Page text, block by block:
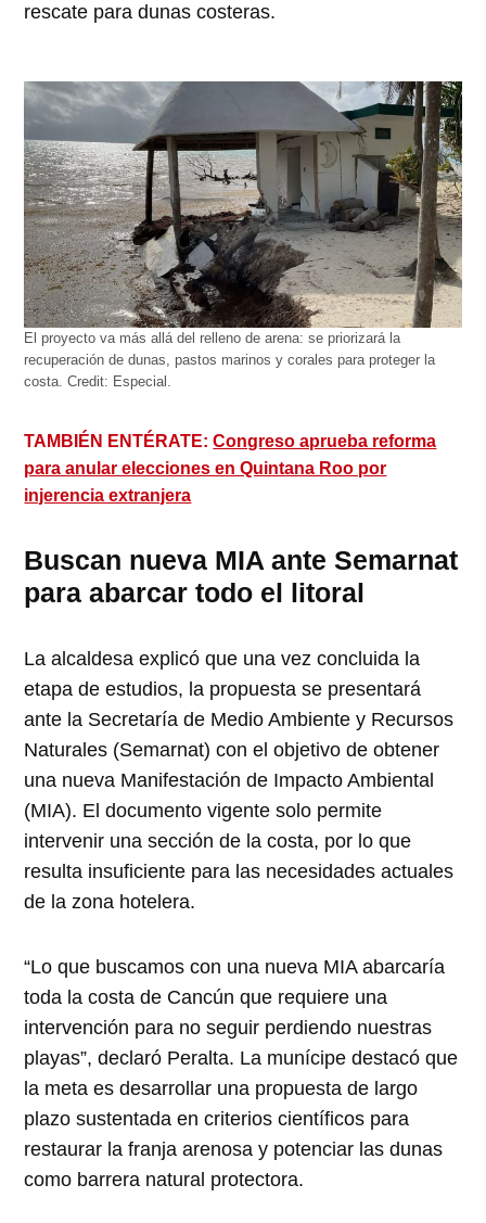
rescate para dunas costeras.
El proyecto va más allá del relleno de arena: se priorizará la
recuperación de dunas, pastos marinos y corales para proteger la
costa.Credit: Especial.
TAMBIÉN ENTÉRATE:Congreso aprueba reforma
para anular elecciones en Quintana Roo por
injerencia extranjera
Buscan nueva MIA ante Semarnat
para abarcar todo el litoral
La alcaldesa explicó que una vez concluida la
etapa de estudios, la propuesta se presentará
ante la Secretaría de Medio Ambiente y Recursos
Naturales (Semarnat) con el objetivo de obtener
una nueva Manifestación de Impacto Ambiental
(MIA). El documento vigente solo permite
intervenir una sección de la costa, por lo que
resulta insuficiente para las necesidades actuales
de la zona hotelera.
“Lo que buscamos con una nueva MIA abarcaría
toda la costa de Cancún que requiere una
intervención para no seguir perdiendo nuestras
playas”, declaró Peralta. La munícipe destacó que
la meta es desarrollar una propuesta de largo
plazo sustentada en criterios científicos para
restaurar la franja arenosa y potenciar las dunas
como barrera natural protectora.